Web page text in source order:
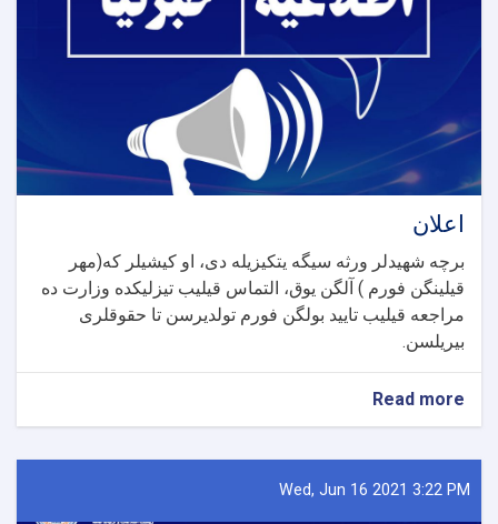
اعلان
برچه شهیدلر ورثه سیگه یتکیزیله دی، او کیشیلر که(مهر
قیلینگن فورم ) آلگن یوق، التماس قیلیب تیزلیکده وزارت ده
مراجعه قیلیب تایید بولگن فورم تولدیرسن تا حقوقلری
بیریلسن.
Read more
اعلان
Wed, Jun 16 2021 3:22 PM